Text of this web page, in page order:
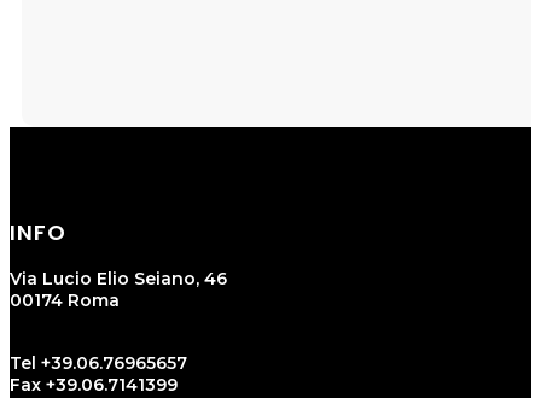
INFO
Via Lucio Elio Seiano, 46
00174 Roma
Tel +39.06.76965657
Fax +39.06.7141399